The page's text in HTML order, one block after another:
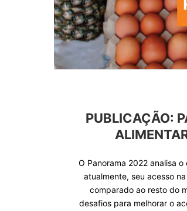
PUBLICAÇÃO:
O Panorama 2022 analisa
atualmente, seu acesso
comparado ao resto do
desafios para melhorar o